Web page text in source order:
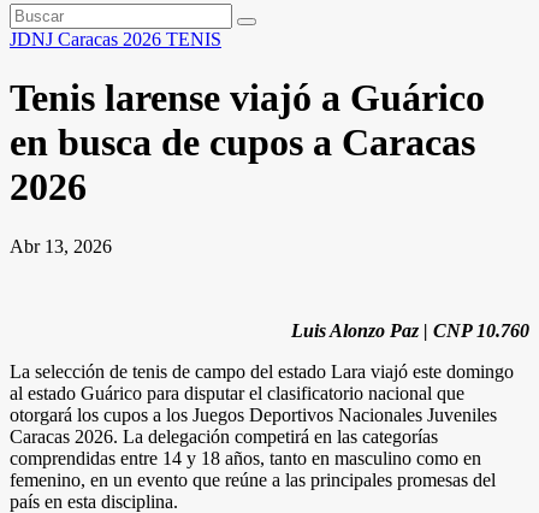
JDNJ Caracas 2026 TENIS
Tenis larense viajó a Guárico
en busca de cupos a Caracas
2026
Abr 13, 2026
Luis Alonzo Paz | CNP 10.760
La selección de tenis de campo del estado Lara viajó este domingo
al estado Guárico para disputar el clasificatorio nacional que
otorgará los cupos a los Juegos Deportivos Nacionales Juveniles
Caracas 2026. La delegación competirá en las categorías
comprendidas entre 14 y 18 años, tanto en masculino como en
femenino, en un evento que reúne a las principales promesas del
país en esta disciplina.